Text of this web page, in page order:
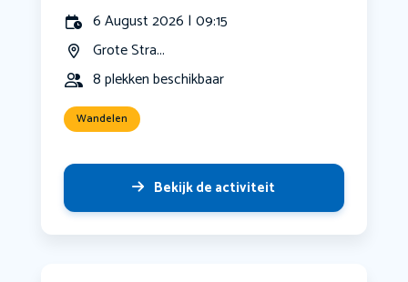
6 August 2026 | 09:15
Grote Stra...
8 plekken beschikbaar
Wandelen
Bekijk de activiteit